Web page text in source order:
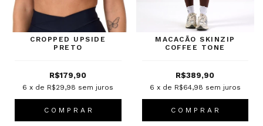
CROPPED UPSIDE
PRETO
R$179,90
6 x de R$29,98 sem juros
C O M P R A R
MACACÃO SKINZIP
COFFEE TONE
R$389,90
6 x de R$64,98 sem juros
C O M P R A R